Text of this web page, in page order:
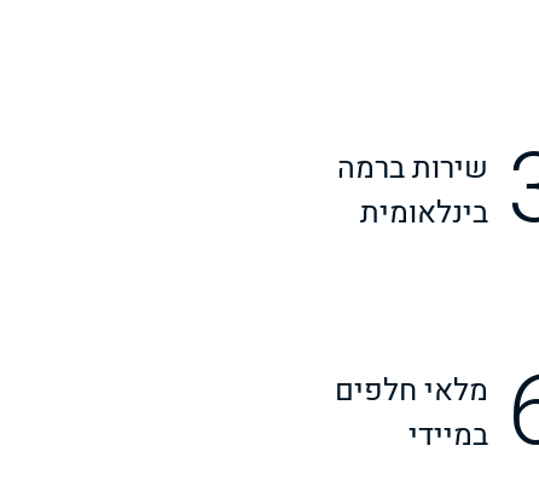
שירות ברמה
בינלאומית
מלאי חלפים
במיידי